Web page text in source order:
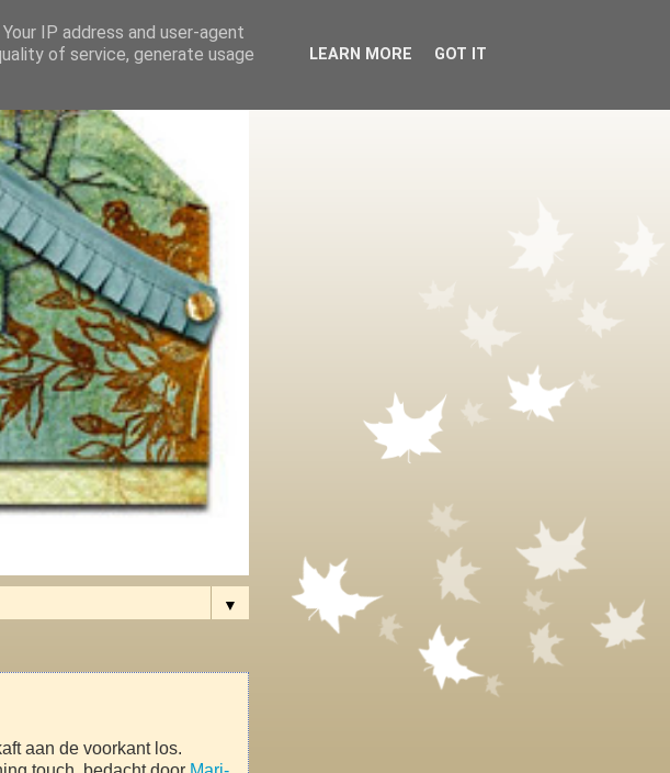
▼
aan de voorkant los.
IP address and user-agent
of service, generate usage
LEARN MORE GOT IT